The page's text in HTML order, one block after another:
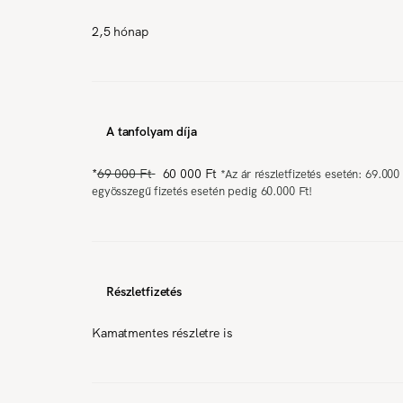
2,5 hónap
A tanfolyam díja
*69 000 Ft 60 000 Ft *Az ár részletfizetés esetén:
egyösszegű fizetés esetén pedig 60.000 Ft!
Részletfizetés
Kamatmentes részletre is